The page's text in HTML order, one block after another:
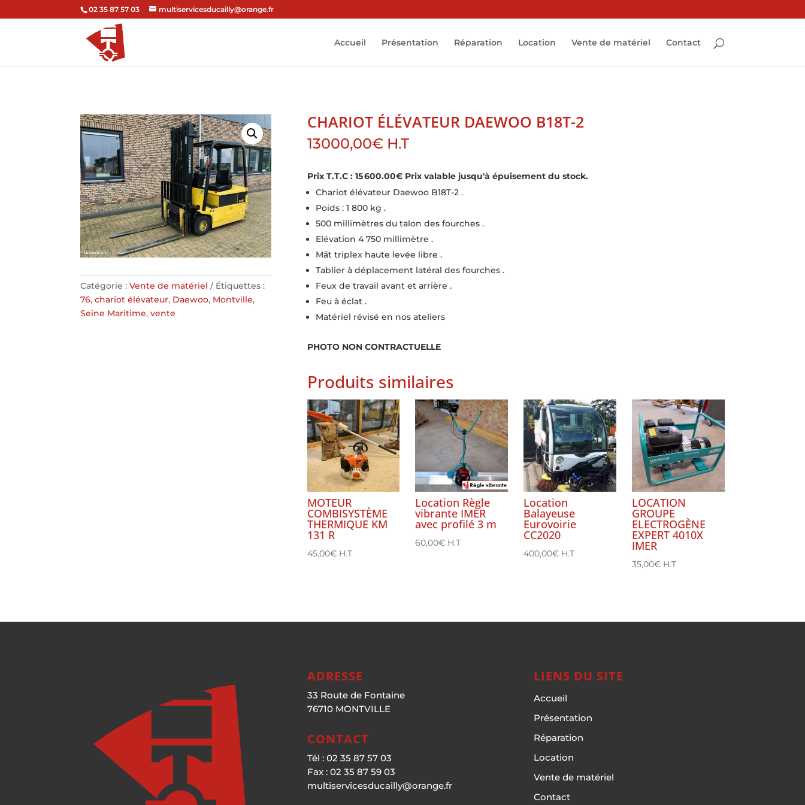
02 35 87 57 03 multiservicesducailly@orange.fr
Accueil Présentation Réparation Location Vente de matériel Contact
Catégorie :Vente de matériel
Étiquettes :
76,chariot élévateur, Daewoo, Montville,
Seine Maritime,vente
CHARIOT ÉLÉVATEUR DAEWOO B18T-2
13000,00€ H.T
Prix T.T.C : 15 600.00€ Prix valable jusqu'à épuisement du stock.
Chariot élévateur Daewoo B18T-2 .
Poids : 1 800 kg .
500 millimètres du talon des fourches .
Elévation 4 750 millimètre .
Mât triplex haute levée libre .
Tablier à déplacement latéral des fourches .
Feux de travail avant et arrière .
Feu à éclat .
Matériel révisé en nos ateliers
PHOTO NON CONTRACTUELLE
Produits similaires
MOTEUR
COMBISYSTÈME
THERMIQUE KM
131 R
45,00€ H.T
Location Règle
vibrante IMER
avec profilé 3 m
60,00€ H.T
Location
Balayeuse
Eurovoirie
CC2020
400,00€ H.T
LOCATION
GROUPE
ELECTROGÈNE
EXPERT 4010X
IMER
35,00€ H.T
ADRESSE
33 Route de Fontaine
76710 MONTVILLE
CONTACT
Tél : 02 35 87 57 03
Fax : 02 35 87 59 03
multiservicesducailly@orange.fr
LIENS DU SITE
Accueil
Présentation
Réparation
Location
Vente de matériel
Contact